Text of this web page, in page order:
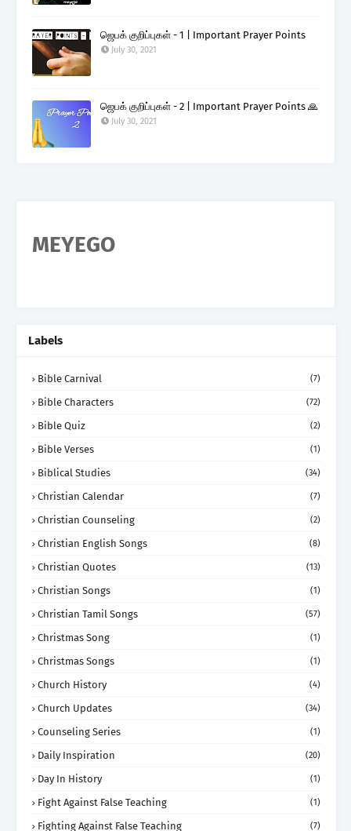
ஜெபக் குறிப்புகள் - 1 | Important Prayer Points
July 30, 2021
ஜெபக் குறிப்புகள் - 2 | Important Prayer Points 🙏
July 30, 2021
MEYEGO
Labels
Bible Carnival (7)
Bible Characters (72)
Bible Quiz (2)
Bible Verses (1)
Biblical Studies (34)
Christian Calendar (7)
Christian Counseling (2)
Christian English Songs (8)
Christian Quotes (13)
Christian Songs (1)
Christian Tamil Songs (57)
Christmas Song (1)
Christmas Songs (1)
Church History (4)
Church Updates (34)
Counseling Series (1)
Daily Inspiration (20)
Day In History (1)
Fight Against False Teaching (1)
Fighting Against False Teaching (7)